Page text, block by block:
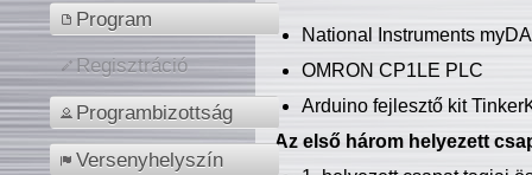
Program
Regisztráció
Programbizottság
Versenyhelyszín
National Instruments
OMRON CP1LE PLC
Arduino fejlesztő kit
Az első három helyezett